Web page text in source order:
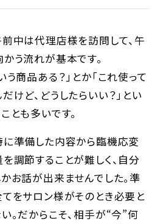
中は代理店様を訪問して、午
う流れが基本です。
う商品ある？」とか「これ使って
けど、どうしたらいい？」とい
とも多いです。
に準備した内容から臨機応変
調節することが難しく、自分
お話が出来ませんでした。準
をサロン様がそのとき必要と
。だからこそ、相手が“今”何